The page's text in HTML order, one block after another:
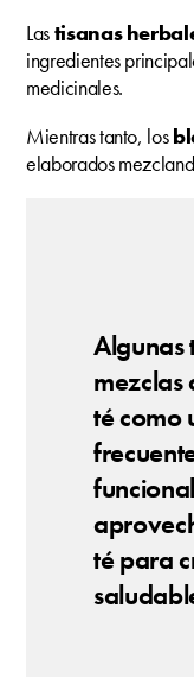
Lastisanas
ingredientes
medicinales.
Mientras tanto, los
elaborados
Algunas
mezclas
té como
té para